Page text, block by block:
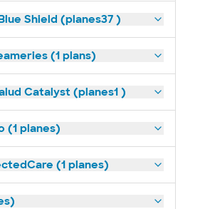
Shield (planes37 )
(1 plans)
Catalyst (planes1 )
(1 planes)
(1 planes)